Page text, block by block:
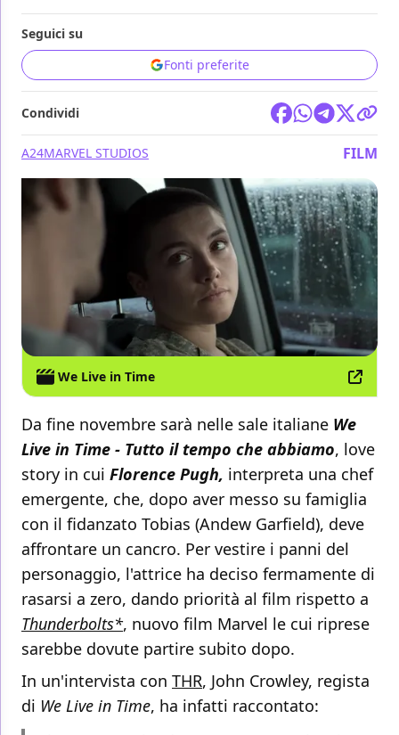
Seguici su
Fonti preferite
Condividi
A24MARVEL STUDIOS FILM
We Live in Time
Da fine novembre sarà nelle sale italiane We
Live in Time - Tutto il tempo che abbiamo, love
story in cui Florence Pugh, interpreta una chef
emergente, che, dopo aver messo su famiglia
con il fidanzato Tobias (Andew Garfield), deve
affrontare un cancro. Per vestire i panni del
personaggio, l'attrice ha deciso fermamente di
rasarsi a zero, dando priorità al film rispetto a
Thunderbolts*, nuovo film Marvel le cui riprese
sarebbe dovute partire subito dopo.
In un'intervista con THR, John Crowley, regista
di We Live in Time, ha infatti raccontato: